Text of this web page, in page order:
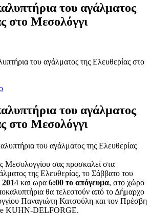
του αγάλματος
στο Μεσολόγγι
του αγάλματος της Ελευθερίας στο
του αγάλματος
στο Μεσολόγγι
Μεσολογγίου σας προσκαλεί στα
της Ελευθερίας, το Σάββατο του
4 και ωρα 6:00 το απόγευμα, στο χώρο
θα τελεστούν από το Δήμαρχο
Παναγιώτη Κατσούλη και τον Πρέσβη
KUHN-DELFORGE.